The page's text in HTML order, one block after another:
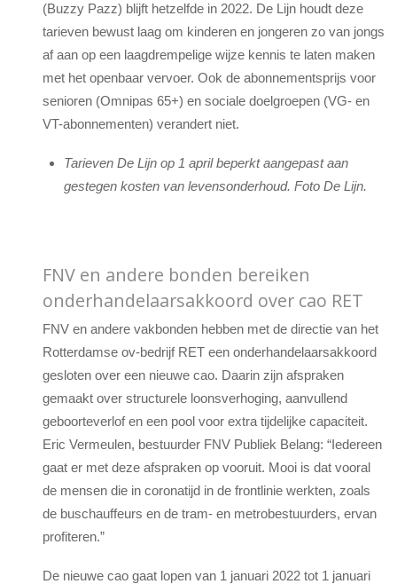
(Buzzy Pazz) blijft hetzelfde in 2022. De Lijn houdt deze
tarieven bewust laag om kinderen en jongeren zo van jongs
af aan op een laagdrempelige wijze kennis te laten maken
met het openbaar vervoer. Ook de abonnementsprijs voor
senioren (Omnipas 65+) en sociale doelgroepen (VG- en
VT-abonnementen) verandert niet.
Tarieven De Lijn op 1 april beperkt aangepast aan
gestegen kosten van levensonderhoud. Foto De Lijn.
FNV en andere bonden bereiken
onderhandelaarsakkoord over cao RET
FNV en andere vakbonden hebben met de directie van het
Rotterdamse ov-bedrijf RET een onderhandelaarsakkoord
gesloten over een nieuwe cao. Daarin zijn afspraken
gemaakt over structurele loonsverhoging, aanvullend
geboorteverlof en een pool voor extra tijdelijke capaciteit.
Eric Vermeulen, bestuurder FNV Publiek Belang: “Iedereen
gaat er met deze afspraken op vooruit. Mooi is dat vooral
de mensen die in coronatijd in de frontlinie werkten, zoals
de buschauffeurs en de tram- en metrobestuurders, ervan
profiteren.”
De nieuwe cao gaat lopen van 1 januari 2022 tot 1 januari